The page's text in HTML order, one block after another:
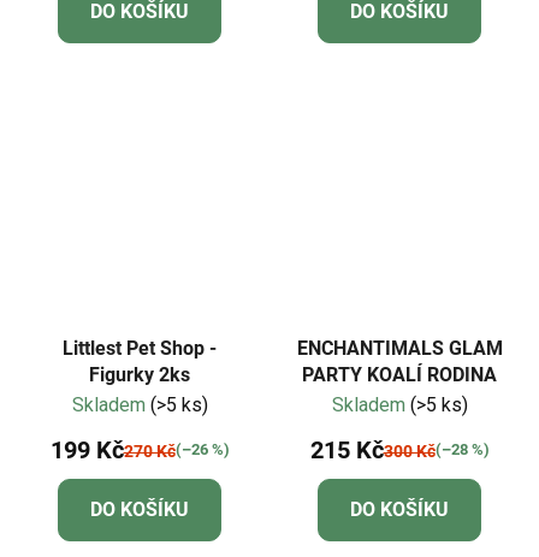
DO KOŠÍKU DO KOŠÍKU
Littlest Pet Shop -
Figurky 2ks
Skladem (>5 ks)
199 Kč270 Kč(–26 %)
DO KOŠÍKU
ENCHANTIMALS GLAM
PARTY KOALÍ RODINA
Skladem (>5 ks)
215 Kč300 Kč(–28 %)
DO KOŠÍKU